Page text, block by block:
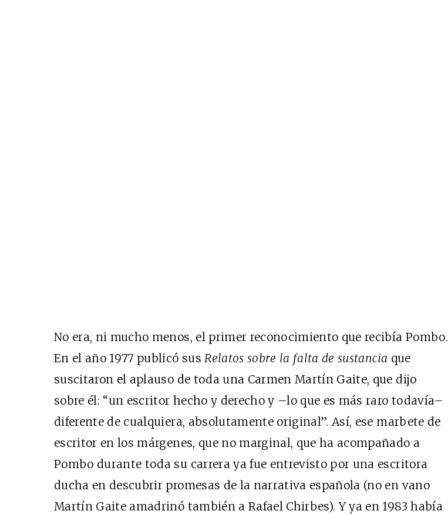
No era, ni mucho menos, el primer reconocimiento que recibía Pombo.
En el año 1977 publicó susRelatos sobre la falta de sustancia que
suscitaron el aplauso de toda una Carmen Martín Gaite, que dijo
sobre él: “un escritor hecho y derecho y –lo que es más raro todavía–
diferente de cualquiera, absolutamente original”. Así, ese marbete de
escritor en los márgenes, que no marginal, que ha acompañado a
Pombo durante toda su carrera ya fue entrevisto por una escritora
ducha en descubrir promesas de la narrativa española (no en vano
Martín Gaite amadrinó también a Rafael Chirbes). Y ya en 1983 había